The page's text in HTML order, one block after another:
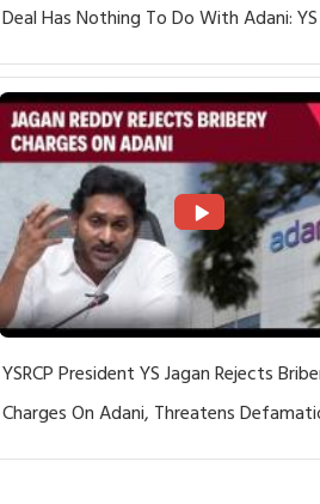
Deal Has Nothing To Do With Adani:
Rejects US Charges
YSRCP President YS Jagan Rejects
Charges On Adani, Threatens
Against Media Groups